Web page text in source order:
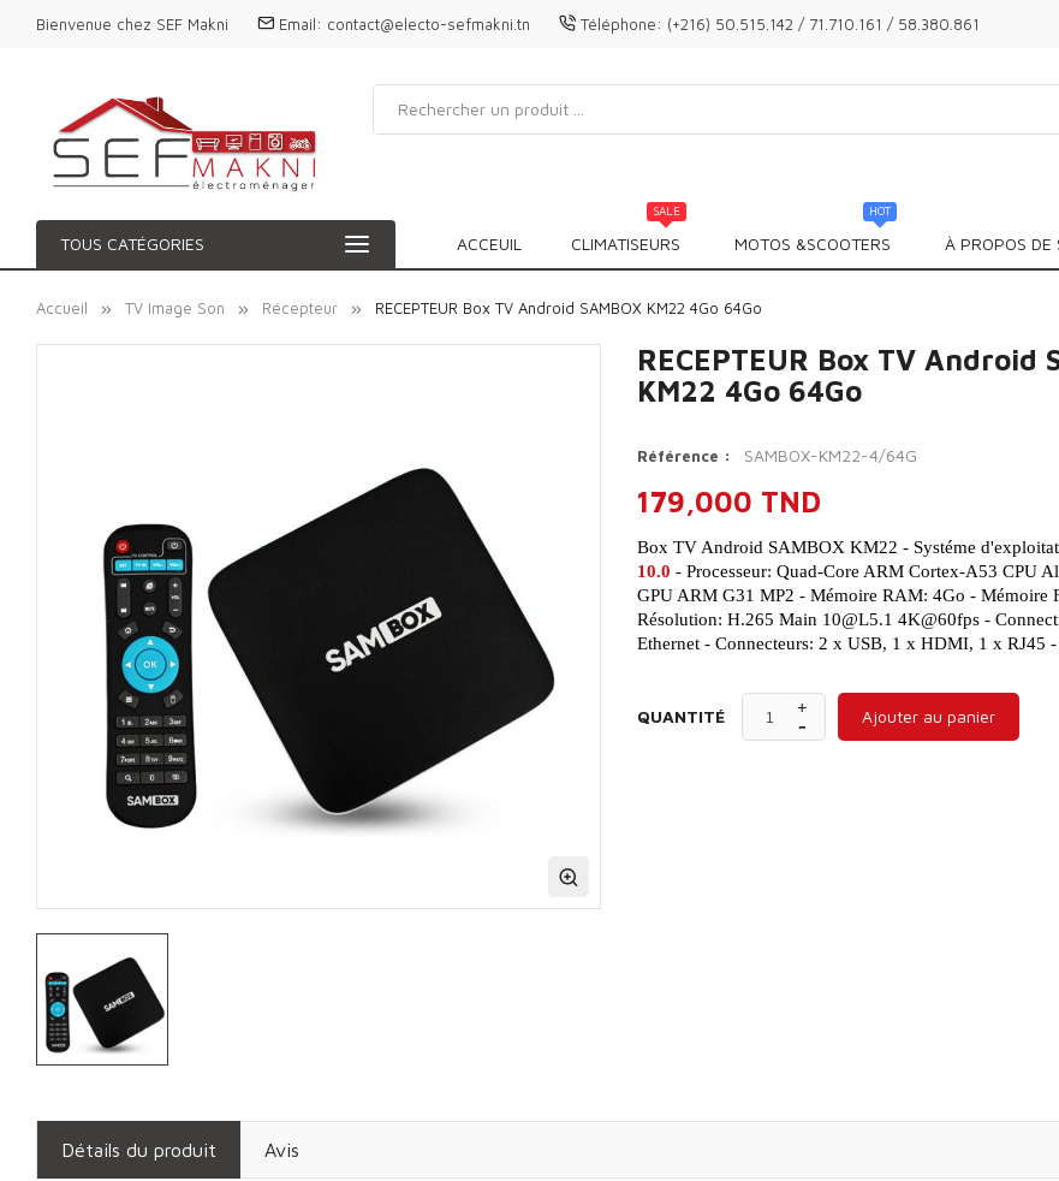
Bienvenue chez SEF Makni Email: contact@electo-sefmakni.tn Téléphone: (+216) 50.515.142 / 71.710.161 / 58.380.861
TOUS CATÉGORIES ACCEUIL
SALE
CLIMATISEURS
HOT
MOTOS &SCOOTERS À PROPOS DE
Accueil TV Image Son Récepteur RECEPTEUR Box TV Android SAMBOX KM22 4Go 64Go
RECEPTEUR Box TV Android
KM22 4Go 64Go
Référence : SAMBOX-KM22-4/64G
179,000 TND
Box TV Android SAMBOX KM22 - Systéme
10.0 - Processeur: Quad-Core ARM Cortex-A53 CPU
GPU ARM G31 MP2 - Mémoire RAM: 4Go - Mémoire
Résolution: H.265 Main 10@L5.1 4K@60fps -
Ethernet - Connecteurs: 2 x USB, 1 x HDMI, 1 x RJ45 -
QUANTITÉ Ajouter au panier
Détails du produit Avis